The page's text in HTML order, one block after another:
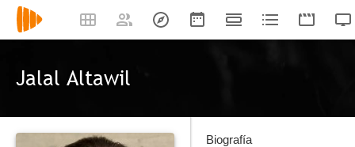
Jalal Altawil
Biografía